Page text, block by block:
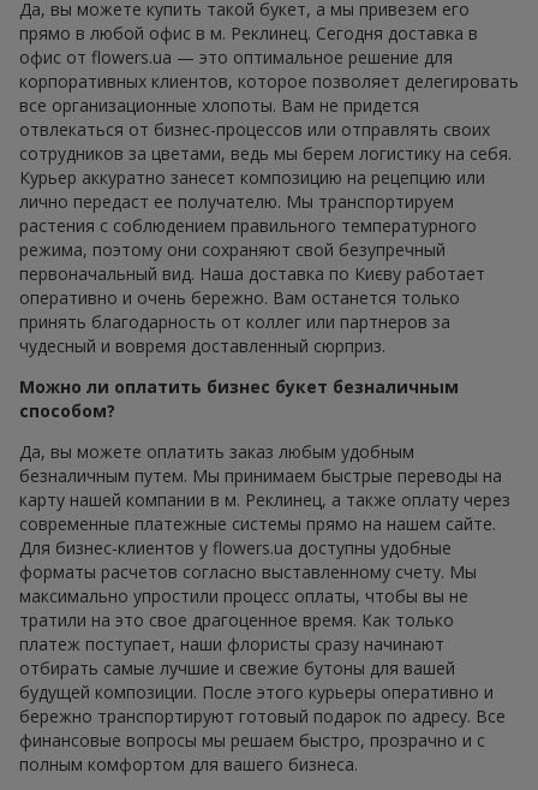
предпочтение классике с чёткой формой и спокойной
палитрой. Либо обратиться за советом к консультантам
салонаFlowers.ua.
Цветочный подарок для деловых
целей — элегантно и точно
Бизнес-букет — это не спонтанный подарок, а
продуманный флористический жест уважения. Цветы для
бизнес-букета подбираются с учётом не только эстетики,
но и символики. Спокойные оттенки, чёткие линии и
аккуратная подача дополняются элегантным
минималистичным оформлением. В отдельных случаях
цветы в коробкахилицветы в корзинахтакже могут быть
Идеальный цветочный
подарок для руководителя
Бизнес-букет для руководителя требует особой
деликатности. Здесь важно соблюдать деловой цветочный
этикет и избегать излишней эмоциональности. Качество,
утончённость и использование дорогих элитных растений
— ключ к успеху. Масштабность композиции не
обязательна, однако для значимых событий — таких как
подписание важного контракта или юбилей руководителя
— крупный бизнес-букет вполне уместен.
Оптимальное решение — сдержанная статусная
композиция в виде коробки или корзины. В таком формате
подарок выглядит более солидно. Для особых случаев